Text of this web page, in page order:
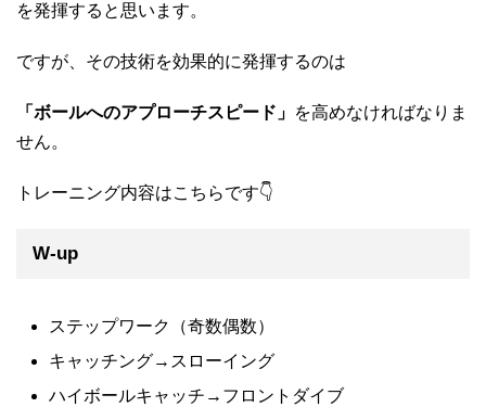
を発揮すると思います。
ですが、その技術を効果的に発揮するのは
「ボールへのアプローチスピード」 を高めなければなりま
せん。
トレーニング内容はこちらです👇
W-up
ステップワーク（奇数偶数）
キャッチング→スローイング
ハイボールキャッチ→フロントダイブ